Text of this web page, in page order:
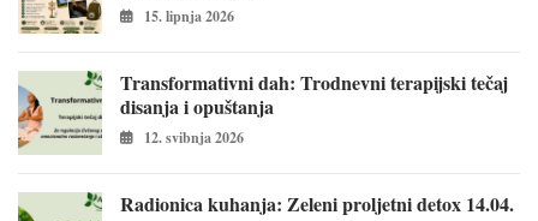
15. lipnja 2026
Transformativni dah: Trodnevni terapijski tečaj
disanja i opuštanja
12. svibnja 2026
Radionica kuhanja: Zeleni proljetni detox 14.04.